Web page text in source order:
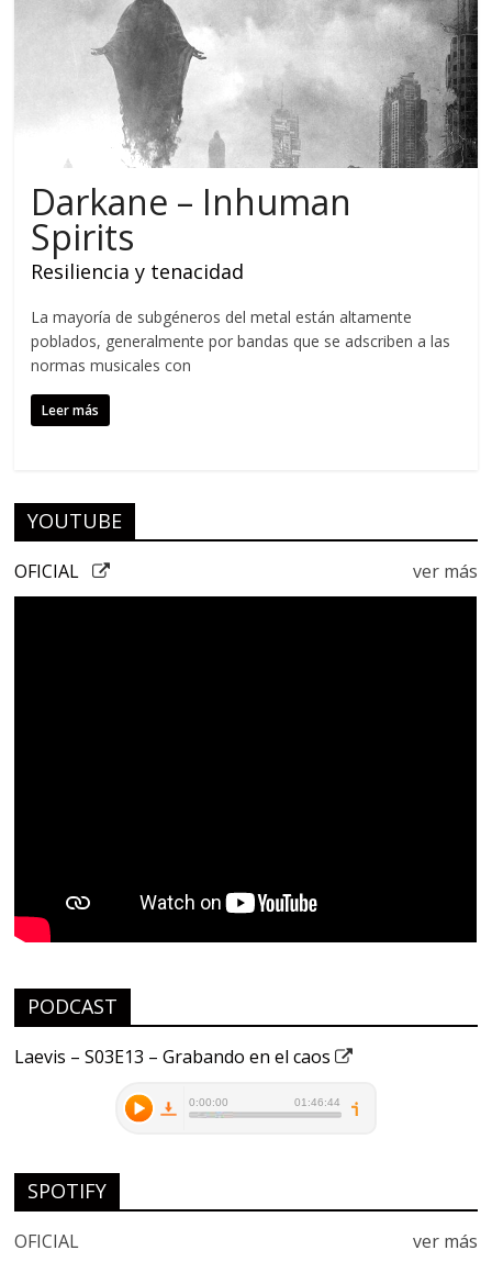
Darkane – Inhuman
Spirits
Resiliencia y tenacidad
La mayoría de subgéneros del metal están altamente
poblados, generalmente por bandas que se adscriben a las
normas musicales con
Leer más
YOUTUBE
ver más
OFICIAL
PODCAST
Laevis – S03E13 – Grabando en el caos
SPOTIFY
ver más
OFICIAL